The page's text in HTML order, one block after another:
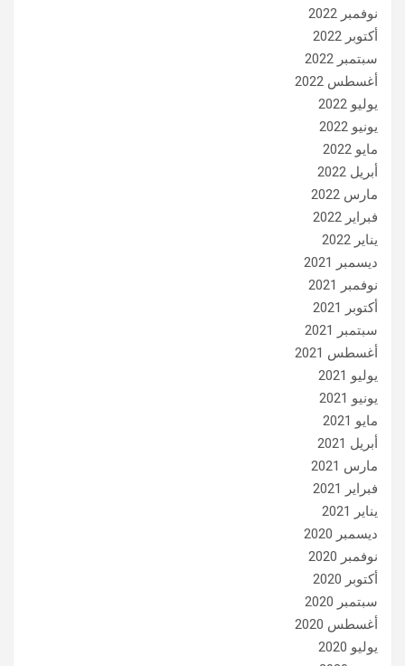
نوفمبر 2022
أكتوبر 2022
سبتمبر 2022
أغسطس 2022
يوليو 2022
يونيو 2022
مايو 2022
أبريل 2022
مارس 2022
فبراير 2022
يناير 2022
ديسمبر 2021
نوفمبر 2021
أكتوبر 2021
سبتمبر 2021
أغسطس 2021
يوليو 2021
يونيو 2021
مايو 2021
أبريل 2021
مارس 2021
فبراير 2021
يناير 2021
ديسمبر 2020
نوفمبر 2020
أكتوبر 2020
سبتمبر 2020
أغسطس 2020
يوليو 2020